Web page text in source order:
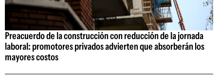
Preacuerdo de la construcción con reducción de la jornada
laboral: promotores privados advierten que absorberán los
mayores costos